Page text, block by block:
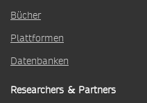
Bücher
Plattformen
Datenbanken
Researchers & Partners